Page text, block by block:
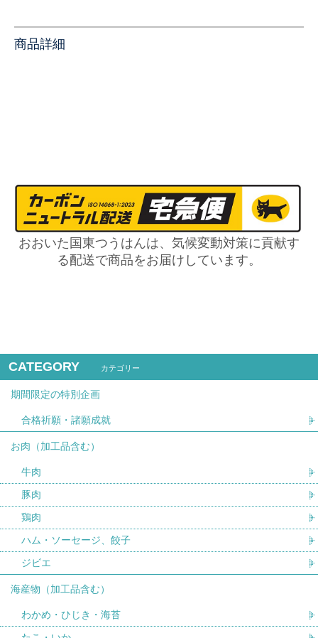
商品詳細
おおいた国東つうはんは、気候変動対策に貢献す
る配送で商品をお届けしています。
CATEGORY カテゴリー
期間限定の特別企画
合格祈願・諸願成就
お肉（加工品含む）
牛肉
豚肉
鶏肉
ハム・ソーセージ、餃子
ジビエ
海産物（加工品含む）
わかめ・ひじき・海苔